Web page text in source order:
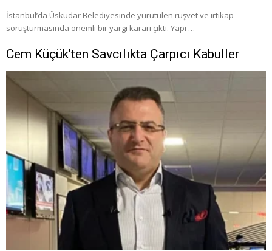
İstanbul’da Üsküdar Belediyesinde yürütülen rüşvet ve irtikap
soruşturmasında önemli bir yargı kararı çıktı. Yapı …
Cem Küçük’ten Savcılıkta Çarpıcı Kabuller